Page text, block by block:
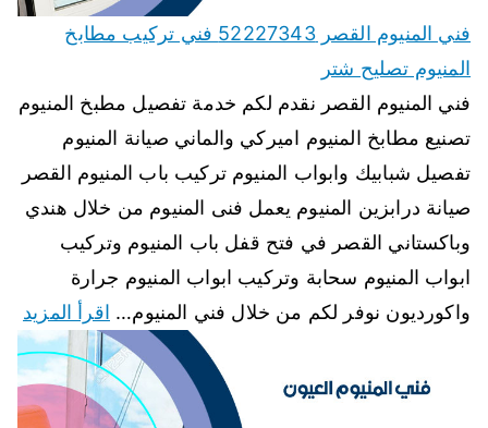
فني المنيوم القصر 52227343 فني تركيب مطابخ
المنيوم تصليح شتر
فني المنيوم القصر نقدم لكم خدمة تفصيل مطبخ المنيوم
تصنيع مطابخ المنيوم اميركي والماني صيانة المنيوم
تفصيل شبابيك وابواب المنيوم تركيب باب المنيوم القصر
صيانة درابزين المنيوم يعمل فنى المنيوم من خلال هندي
وباكستاني القصر في فتح قفل باب المنيوم وتركيب
ابواب المنيوم سحابة وتركيب ابواب المنيوم جرارة
واكورديون نوفر لكم من خلال فني المنيوم… اقرأ المزيد